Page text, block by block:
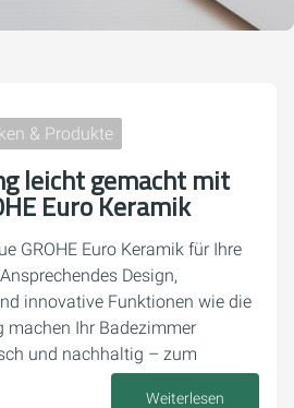
& Produkte
leicht gemacht mit
Euro Keramik
GROHE Euro Keramik für Ihre
Design,
innovative Funktionen wie die
machen Ihr Badezimmer
und nachhaltig – zum
Weiterlesen